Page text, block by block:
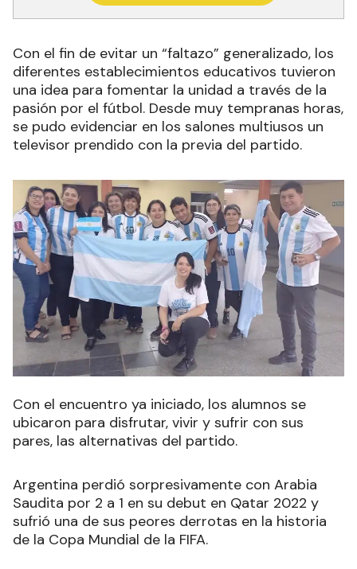
Con el fin de evitar un “faltazo” generalizado, los
diferentes establecimientos educativos tuvieron
una idea para fomentar la unidad a través de la
pasión por el fútbol. Desde muy tempranas horas,
se pudo evidenciar en los salones multiusos un
televisor prendido con la previa del partido.
Con el encuentro ya iniciado, los alumnos se
ubicaron para disfrutar, vivir y sufrir con sus
pares, las alternativas del partido.
Argentina perdió sorpresivamente con Arabia
Saudita por 2 a 1 en su debut en Qatar 2022 y
sufrió una de sus peores derrotas en la historia
de la Copa Mundial de la FIFA.